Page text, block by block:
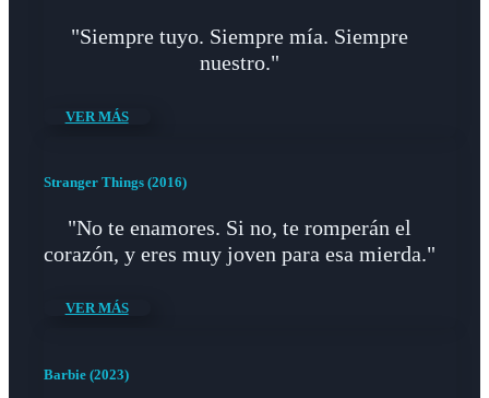
"Siempre tuyo. Siempre mía. Siempre
nuestro."
VER MÁS
Stranger Things (2016)
"No te enamores. Si no, te romperán el
corazón, y eres muy joven para esa mierda."
VER MÁS
Barbie (2023)